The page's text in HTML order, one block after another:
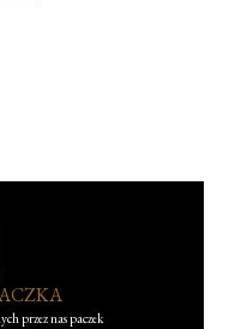
przez nas paczek